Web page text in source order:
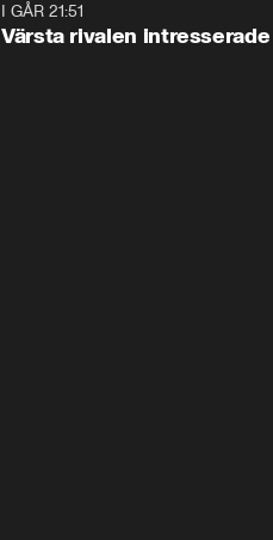
I GÅR 21:51
Värsta rivalen intresserade